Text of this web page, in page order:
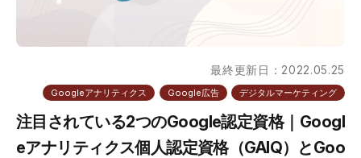
最終更新日：2022.05.25
Googleアナリティクス Google広告 デジタルマーケティング
注目されている2つのGoogle認定資格｜Googl
eアナリティクス個人認定資格（GAIQ）とGoo